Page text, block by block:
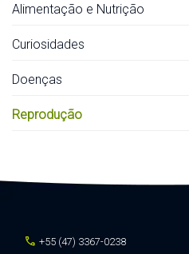
Alimentação e Nutrição
Curiosidades
Doenças
Reprodução
call +55 (47) 3367-0238